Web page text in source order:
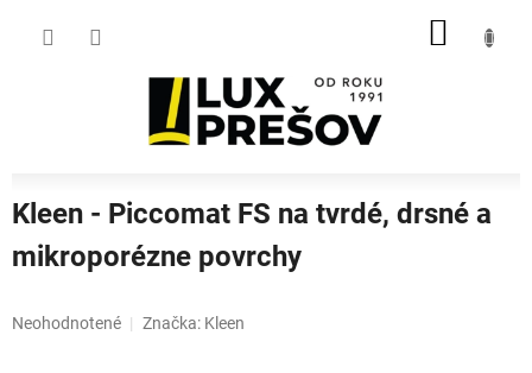
Kleen - Piccomat FS na tvrdé, drsné a
mikroporézne povrchy
Priemerné
Neohodnotené Značka: Kleen